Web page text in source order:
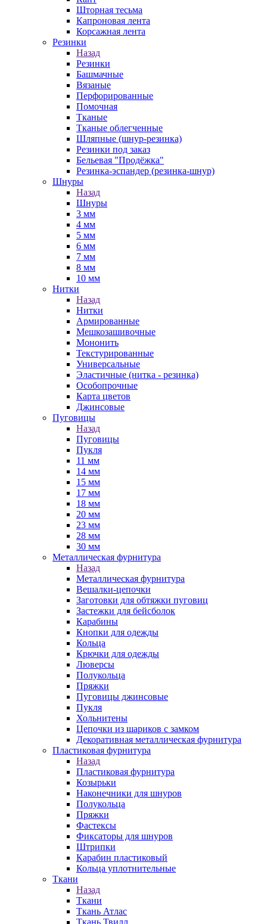
Шторная тесьма
Капроновая лента
Корсажная лента
Резинки
Назад
Резинки
Башмачные
Вязаные
Перфорированные
Помочная
Тканые
Тканые облегченные
Шляпные (шнур-резинка)
Резинки под заказ
Бельевая "Продёжка"
Резинка-эспандер (резинка-шнур)
Шнуры
Назад
Шнуры
3 мм
4 мм
5 мм
6 мм
7 мм
8 мм
10 мм
Нитки
Назад
Нитки
Армированные
Мешкозашивочные
Мононить
Текстурированные
Универсальные
Эластичные (нитка - резинка)
Особопрочные
Карта цветов
Джинсовые
Пуговицы
Назад
Пуговицы
Пукля
11 мм
14 мм
15 мм
17 мм
18 мм
20 мм
23 мм
28 мм
30 мм
Металлическая фурнитура
Назад
Металлическая фурнитура
Вешалки-цепочки
Заготовки для обтяжки пуговиц
Застежки для бейсболок
Карабины
Кнопки для одежды
Кольца
Крючки для одежды
Люверсы
Полукольца
Пряжки
Пуговицы джинсовые
Пукля
Хольнитены
Цепочки из шариков с замком
Декоративная металлическая фурнитура
Пластиковая фурнитура
Назад
Пластиковая фурнитура
Козырьки
Наконечники для шнуров
Полукольца
Пряжки
Фастексы
Фиксаторы для шнуров
Штрипки
Карабин пластиковый
Кольца уплотнительные
Ткани
Назад
Ткани
Ткань Атлас
Ткань Твилл